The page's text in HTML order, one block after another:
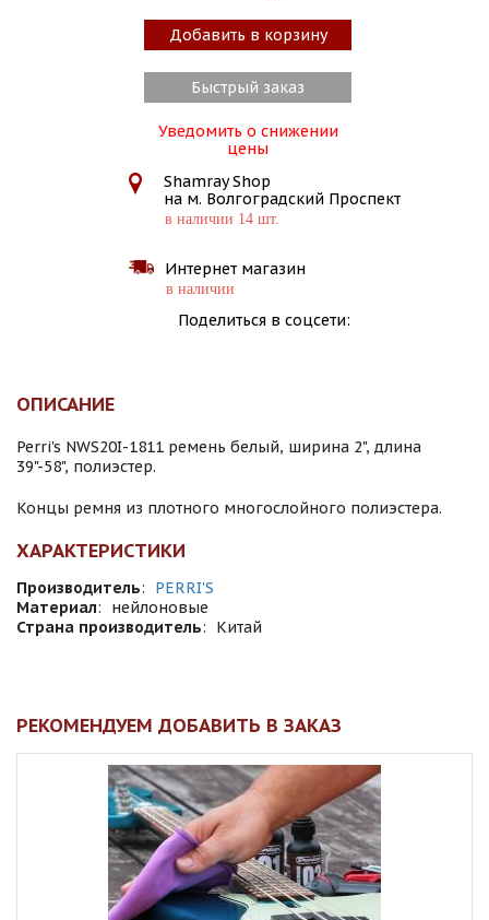
Добавить в корзину
Быстрый заказ
Уведомить о снижении
цены
Shamray Shop
на м. Волгоградский Проспект
в наличии 14 шт.
Интернет магазин
в наличии
Поделиться в соцсети:
ОПИСАНИЕ
Perri's NWS20I-1811 ремень белый, ширина 2", длина
39"-58", полиэстер.
Концы ремня из плотного многослойного полиэстера.
ХАРАКТЕРИСТИКИ
Производитель:
PERRI'S
Материал:
нейлоновые
Страна производитель: Китай
РЕКОМЕНДУЕМ ДОБАВИТЬ В ЗАКАЗ